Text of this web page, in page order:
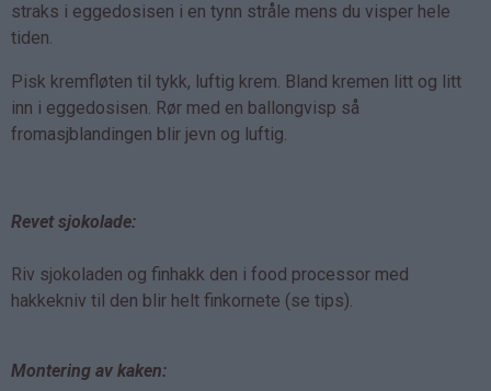
straks i eggedosisen i en tynn stråle mens du visper hele
tiden.
Pisk kremfløten til tykk, luftig krem. Bland kremen litt og litt
inn i eggedosisen. Rør med en ballongvisp så
fromasjblandingen blir jevn og luftig.
Revet sjokolade:
Riv sjokoladen og finhakk den i food processor med
hakkekniv til den blir helt finkornete (se tips).
Montering av kaken: